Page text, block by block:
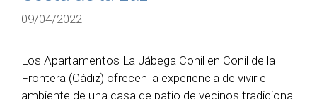
09/04/2022
Los Apartamentos La Jábega Conil en Conil de la
Frontera (Cádiz) ofrecen la experiencia de vivir el
ambiente de una casa de patio de vecinos tradicional